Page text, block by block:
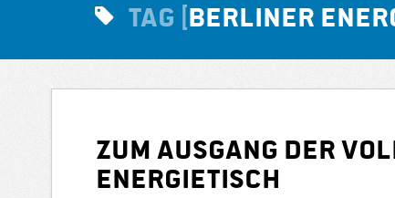
Tag Berliner
Zum Ausgang der
Energietisch